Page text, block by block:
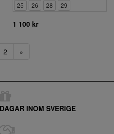
25 26 28 29
1 100 kr
2 »
INOM SVERIGE